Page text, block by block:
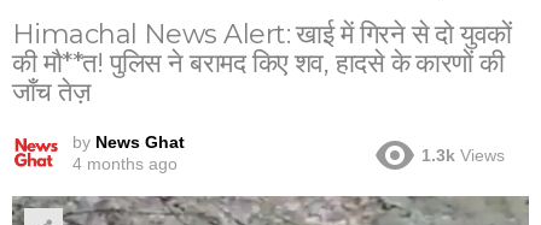
Himachal News Alert: खाई में गिरने से दो युवकों
की मौ**त! पुलिस ने बरामद किए शव, हादसे के कारणों की
जाँच तेज़
by News Ghat
4 months ago
1.3k Views